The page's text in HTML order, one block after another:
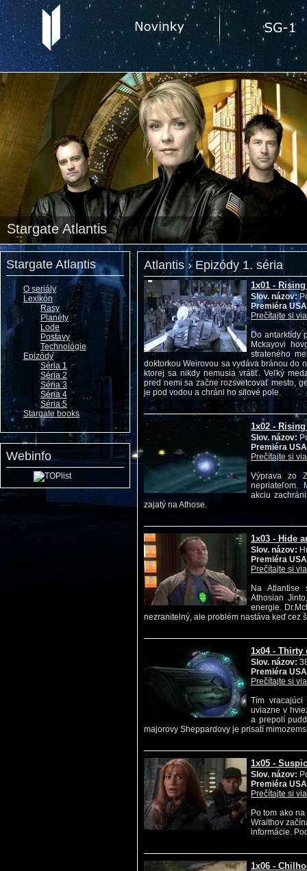
Stargate Atlantis
Stargate Atlantis
O seriály
Lexikón
Rasy
Planéty
Lode
Postavy
Technológie
Epizódy
Séria 1
Séria 2
Séria 3
Séria 4
Séria 5
Stargate books
Webinfo
Atlantis › Epizódy 1. séria
1x01 -
Slov. názov:
Premiéra
Prečítajte si
Do antarktídy
Mckayovi
strateného
doktorkou Weirovou sa vydáva bránou do
ktorej sa nikdy nemusia vrátiť. Veľký
pred nemi sa začne rozsvetcovať mesto,
je pod vodou a chráni ho silové pole.
1x02 -
Slov. názov:
Premiéra
Prečítajte si
Výprava zo
nepriateľom.
akciu
zajatý na Athose.
1x03 - Hide
Slov. názov:
Premiéra
Prečítajte si
Na
Athosian
energie.
nezranitelný, ale problém nastáva keď cez
1x04 - Thirty
Slov. názov:
Premiéra
Prečítajte si
Tím
uviazne v
a prepolí
majorovy Sheppardovy je prisatí
1x05 -
Slov. názov:
Premiéra
Prečítajte si
Po tom ako
Wraithov
informácie.
1x06 -